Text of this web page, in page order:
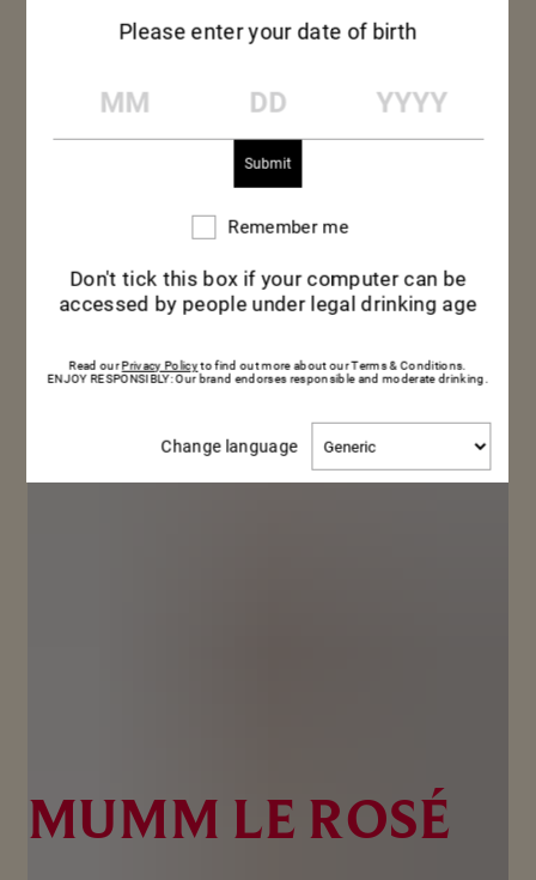
MUMM LE ROSÉ
Please enter your date of birth
Remember
Remember me
Don't tick this box if your computer can be
accessed by people under legal drinking age
Read ourPrivacy Policyto find out more about our Terms & Conditions.
ENJOY RESPONSIBLY: Our brand endorses responsible and moderate drinking.
Change languageChange
language